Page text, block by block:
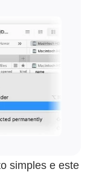
simples e este